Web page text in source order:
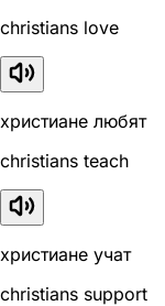
christians love
христиане любят
christians teach
христиане учат
christians support